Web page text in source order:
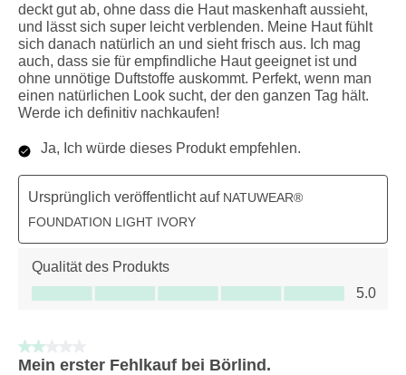
deckt gut ab, ohne dass die Haut maskenhaft aussieht,
und lässt sich super leicht verblenden. Meine Haut fühlt
sich danach natürlich an und sieht frisch aus. Ich mag
auch, dass sie für empfindliche Haut geeignet ist und
ohne unnötige Duftstoffe auskommt. Perfekt, wenn man
einen natürlichen Look sucht, der den ganzen Tag hält.
Werde ich definitiv nachkaufen!
Ja, Ich würde dieses Produkt empfehlen.
Ursprünglich veröffentlicht auf NATUWEAR®
FOUNDATION LIGHT IVORY
Qualität des Produkts
Qualität des Produkts, 5.0 von 5
5.0
2 von 5 Sternen.
Mein erster Fehlkauf bei Börlind.